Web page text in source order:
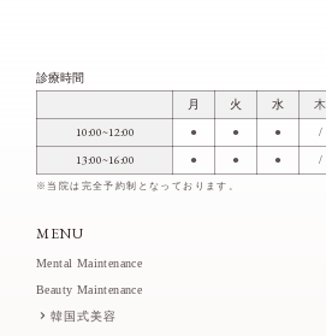
診療時間
月
火 水 木
10:00~12:00 ● ● ● /
13:00~16:00 ● ● ● /
※当院は完全予約制となっております。
MENU
Mental Maintenance
Beauty Maintenance
韓国式美容